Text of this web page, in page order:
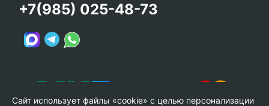
+7(985) 025-48-73
Сайт использует файлы «cookie» с целью персонализации